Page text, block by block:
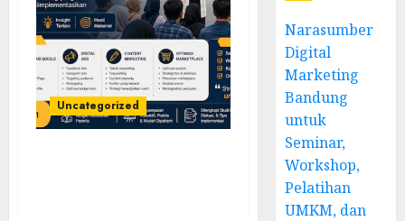
Uncategorized
Narasumber
Digital
Marketing
Bandung
untuk
Seminar,
Workshop,
Pelatihan
UMKM, dan